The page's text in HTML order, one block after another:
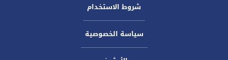
شروط الاستخدام
سياسة الخصوصية